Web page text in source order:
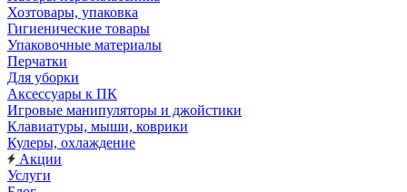
Хозтовары, упаковка
Гигиенические товары
Упаковочные материалы
Перчатки
Для уборки
Аксессуары к ПК
Игровые манипуляторы и джойстики
Клавиатуры, мыши, коврики
Кулеры, охлаждение
Акции
Услуги